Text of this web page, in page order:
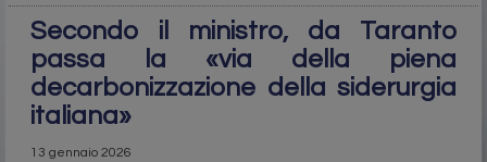
Secondo il ministro, da Taranto
passa la «via della piena
decarbonizzazione della siderurgia
italiana»
13 gennaio 2026